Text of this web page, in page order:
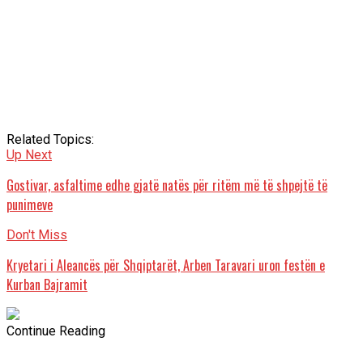
Related Topics:
Up Next
Gostivar, asfaltime edhe gjatë natës për ritëm më të shpejtë të
punimeve
Don't Miss
Kryetari i Aleancës për Shqiptarët, Arben Taravari uron festën e
Kurban Bajramit
Continue Reading